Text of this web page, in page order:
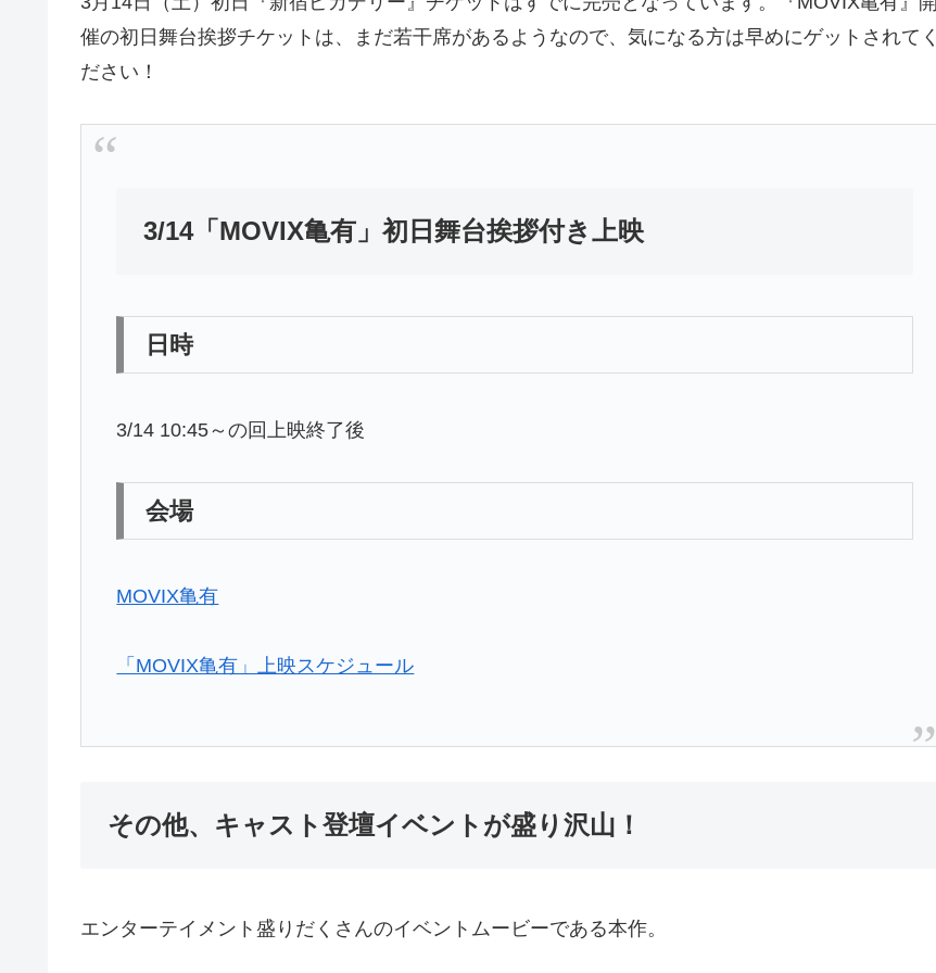
催の初日舞台挨拶チケットは、まだ若干席があるようなので、気になる方は早めにゲットされてく
ださい！
3/14「MOVIX亀有」初日舞台挨拶付き上映
日時
3/14 10:45～の回上映終了後
会場
MOVIX亀有
「MOVIX亀有」上映スケジュール
その他、キャスト登壇イベントが盛り沢山！
エンターテイメント盛りだくさんのイベントムービーである本作。